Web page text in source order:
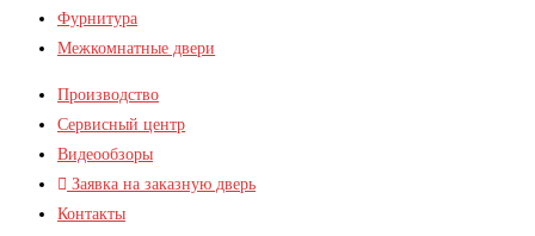
Фурнитура
Межкомнатные двери
Производство
Сервисный центр
Видеообзоры
Заявка на заказную дверь
Контакты